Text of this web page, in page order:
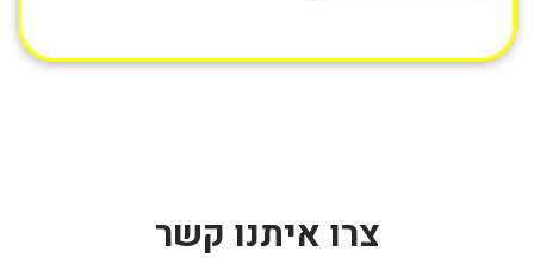
צרו איתנו קשר